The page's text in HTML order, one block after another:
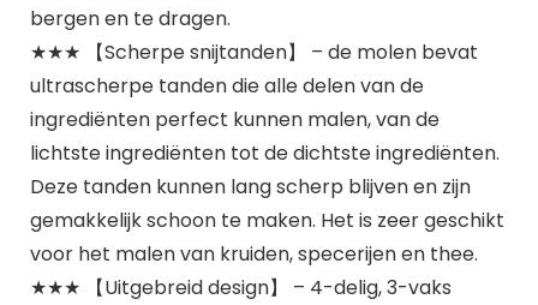
bergen en te dragen.
★★★ 【Scherpe snijtanden】 – de molen bevat
ultrascherpe tanden die alle delen van de
ingrediënten perfect kunnen malen, van de
lichtste ingrediënten tot de dichtste ingrediënten.
Deze tanden kunnen lang scherp blijven en zijn
gemakkelijk schoon te maken. Het is zeer geschikt
voor het malen van kruiden, specerijen en thee.
★★★ 【Uitgebreid design】 – 4-delig, 3-vaks